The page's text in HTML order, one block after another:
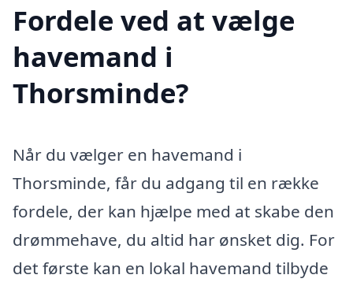
Fordele ved at vælge
havemand i
Thorsminde?
Når du vælger en havemand i
Thorsminde, får du adgang til en række
fordele, der kan hjælpe med at skabe den
drømmehave, du altid har ønsket dig. For
det første kan en lokal havemand tilbyde